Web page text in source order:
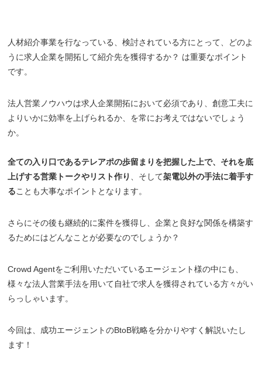
人材紹介事業を行なっている、検討されている方にとって、どのよ
うに求人企業を開拓して紹介先を獲得するか？ は重要なポイント
です。
法人営業ノウハウは求人企業開拓において必須であり、創意工夫に
よりいかに効率を上げられるか、を常にお考えではないでしょう
か。
全ての入り口であるテレアポの歩留まりを把握した上で、それを底
上げする営業トークやリスト作り
、そして架電以外の手法に着手す
ることも大事なポイントとなります。
さらにその後も継続的に案件を獲得し、企業と良好な関係を構築す
るためにはどんなことが必要なのでしょうか？
Crowd Agentをご利用いただいているエージェント様の中にも、
様々な法人営業手法を用いて自社で求人を獲得されている方々がい
らっしゃいます。
今回は、成功エージェントのBtoB戦略を分かりやすく解説いたし
ます！